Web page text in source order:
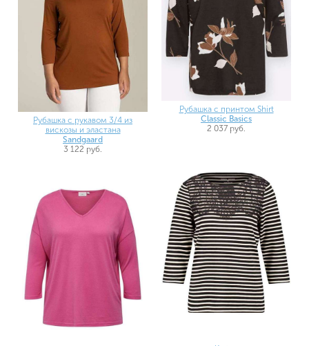
Рубашка с рукавом 3/4 из
вискозы и эластана
Sandgaard
3 122 руб.
Рубашка с принтом Shirt
Classic Basics
2 037 руб.